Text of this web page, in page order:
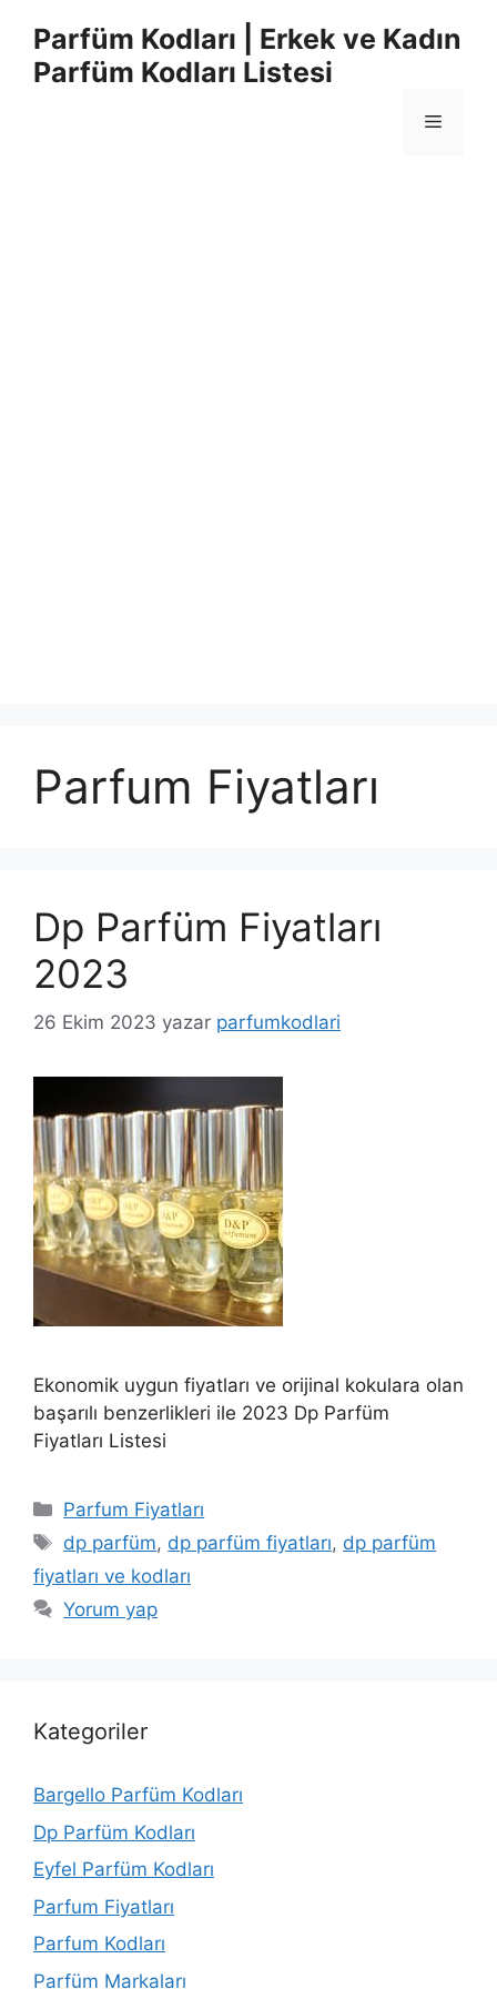
Parfüm Kodları | Erkek ve Kadın
Parfüm Kodları Listesi
Menü
Parfum Fiyatları
Dp Parfüm Fiyatları
2023
26 Ekim 2023 yazar parfumkodlari
Ekonomik uygun fiyatları ve orijinal kokulara olan
başarılı benzerlikleri ile 2023 Dp Parfüm
Fiyatları Listesi
Kategoriler
Parfum Fiyatları
Etiketler
dp parfüm, dp parfüm fiyatları, dp parfüm
fiyatları ve kodları
Yorum yap
Kategoriler
Bargello Parfüm Kodları
Dp Parfüm Kodları
Eyfel Parfüm Kodları
Parfum Fiyatları
Parfum Kodları
Parfüm Markaları